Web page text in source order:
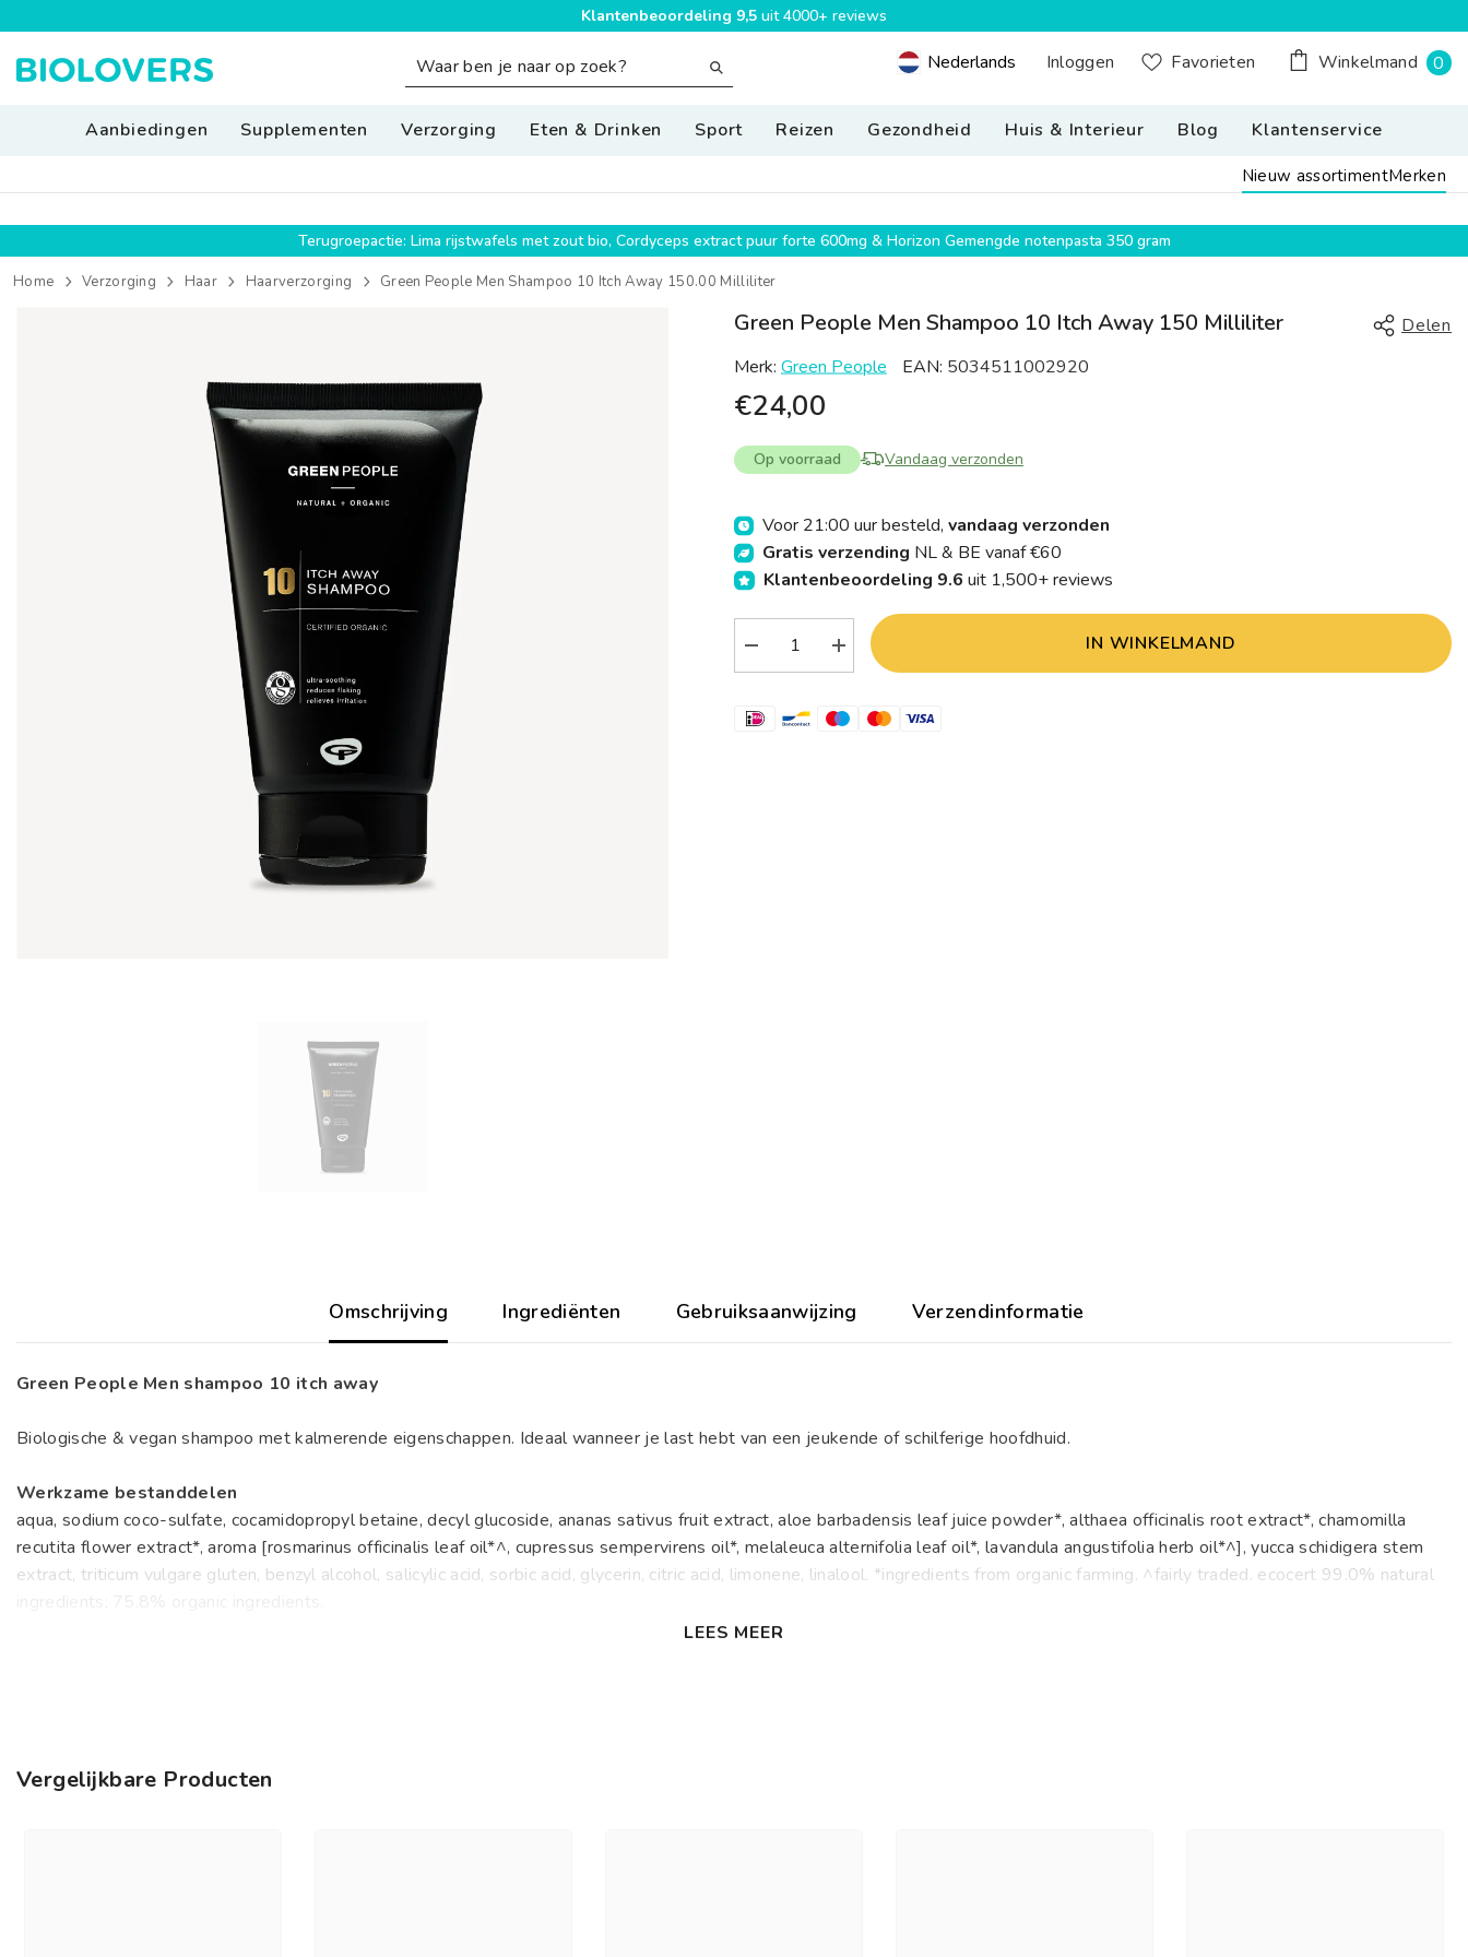
Klantenbeoordeling 9,5 uit 4000+ reviews
Geolocation Button Desktop: Nederland, Nederlands
Nederlands Inloggen Favorieten Winkelmand 00
Aanbiedingen
Supplementen Verzorging Eten & Drinken Sport Reizen Gezondheid Huis & Interieur Blog Klantenservice
Nieuw assortimentMerken
Terugroepactie: Lima rijstwafels met zout bio, Cordyceps extract puur forte 600mg & Horizon Gemengde notenpasta 350 gram
Home Verzorging Haar Haarverzorging Green People Men Shampoo 10 Itch Away 150.00 Milliliter
Green People Men Shampoo 10 Itch Away 150 Milliliter Delen
Merk: Green People EAN: 5034511002920
€24,00
Op voorraad Vandaag verzonden
Voor 21:00 uur besteld, vandaag verzonden
Gratis verzending NL & BE vanaf €60
Klantenbeoordeling 9.6 uit 1,500+ reviews
Verlaag
aantal
Men
Verhoog
aantal
Men
IN WINKELMAND
Omschrijving Ingrediënten Gebruiksaanwijzing Verzendinformatie
Green People Men shampoo 10 itch away
Biologische & vegan shampoo met kalmerende eigenschappen. Ideaal wanneer je last hebt van een jeukende of schilferige hoofdhuid.
Werkzame bestanddelen
aqua, sodium coco-sulfate, cocamidopropyl betaine, decyl glucoside, ananas sativus fruit extract, aloe barbadensis leaf juice powder*, althaea officinalis root extract*, chamomilla
recutita flower extract*, aroma [rosmarinus officinalis leaf oil*^, cupressus sempervirens oil*, melaleuca alternifolia leaf oil*, lavandula angustifolia herb oil*^], yucca schidigera stem
extract, triticum vulgare gluten, benzyl alcohol, salicylic acid, sorbic acid, glycerin, citric acid, limonene, linalool. *ingredients from organic farming. ^fairly traded. ecocert 99.0% natural
LEES MEER
Vergelijkbare Producten